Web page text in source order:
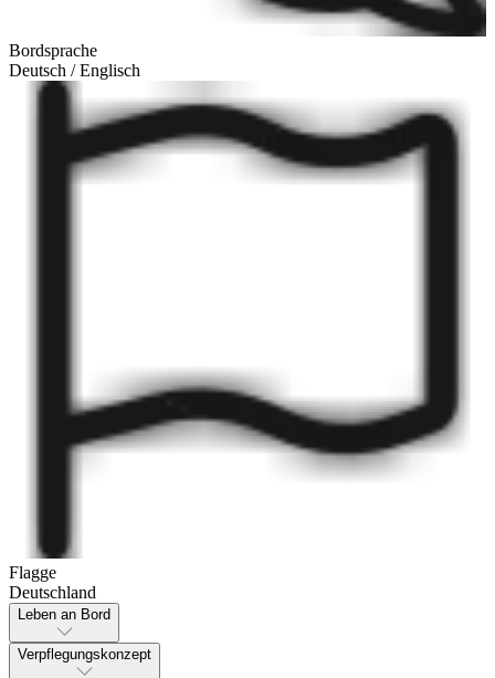
Bordsprache
Deutsch / Englisch
Flagge
Deutschland
Leben an Bord
Verpflegungskonzept